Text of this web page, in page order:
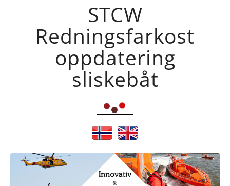
STCW
Redningsfarkost
oppdatering
sliskebåt